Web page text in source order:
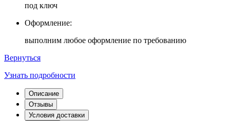
под ключ
Оформление:
выполним любое оформление по требованию
Вернуться
Узнать подробности
Описание
Отзывы
Условия доставки